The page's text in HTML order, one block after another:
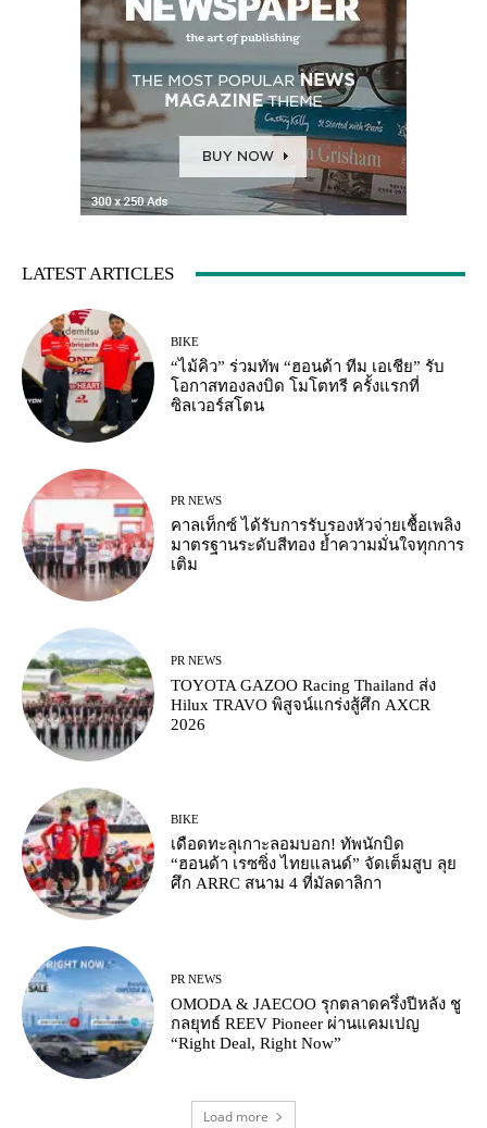
LATEST ARTICLES
BIKE
“ไม้คิว” ร่วมทัพ “ฮอนด้า ทีม เอเชีย” รับ
โอกาสทองลงบิด โมโตทรี ครั้งแรกที่
ซิลเวอร์สโตน
PR NEWS
คาลเท็กซ์ ได้รับการรับรองหัวจ่ายเชื้อเพลิง
มาตรฐานระดับสีทอง ย้ำความมั่นใจทุกการ
เติม
PR NEWS
TOYOTA GAZOO Racing Thailand ส่ง
Hilux TRAVO พิสูจน์แกร่งสู้ศึก AXCR
2026
BIKE
เดือดทะลุเกาะลอมบอก! ทัพนักบิด
“ฮอนด้า เรซซิ่ง ไทยแลนด์” จัดเต็มสูบ ลุย
ศึก ARRC สนาม 4 ที่มัลดาลิกา
PR NEWS
OMODA & JAECOO รุกตลาดครึ่งปีหลัง ชู
กลยุทธ์ REEV Pioneer ผ่านแคมเปญ
“Right Deal, Right Now”
Load more